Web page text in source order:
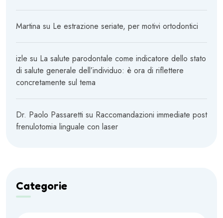
Martina su Le estrazione seriate, per motivi ortodontici
izle su La salute parodontale come indicatore dello stato
di salute generale dell’individuo: è ora di riflettere
concretamente sul tema
Dr. Paolo Passaretti su Raccomandazioni immediate post
frenulotomia linguale con laser
Categorie